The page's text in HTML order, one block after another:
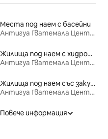
Места под наем с басейни
Антигуа Гватемала Централен парк
Жилища под наем с хидромасажна вана
Антигуа Гватемала Централен парк
Жилища под наем със закуска
Антигуа Гватемала Централен парк
Повече информация